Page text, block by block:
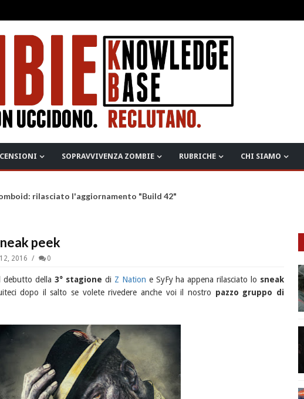
SOPRAVVIVENZA ZOMBIE RUBRICHE CHI SIAMO
rilasciato l'aggiornamento "Build 42"
peek
2016 0
debutto della3° stagione di Z Nation e SyFy ha appena rilasciato lo sneak
dopo il salto se volete rivedere anche voi il nostro pazzo gruppo di